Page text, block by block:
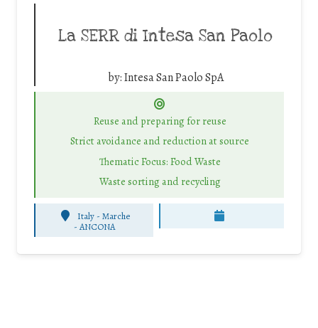
La SERR di Intesa San Paolo
by:Intesa San Paolo SpA
Reuse and preparing for reuse
Strict avoidance and reduction at source
Thematic Focus: Food Waste
Waste sorting and recycling
Italy - Marche
- ANCONA